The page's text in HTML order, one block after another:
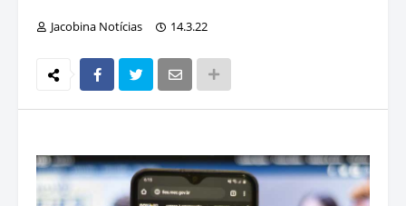
Jacobina Notícias 14.3.22